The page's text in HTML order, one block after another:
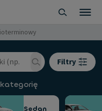
Filtry
Sedan